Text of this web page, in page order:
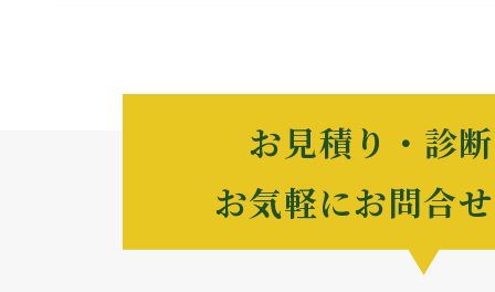
お見積り・診
お気軽にお問合